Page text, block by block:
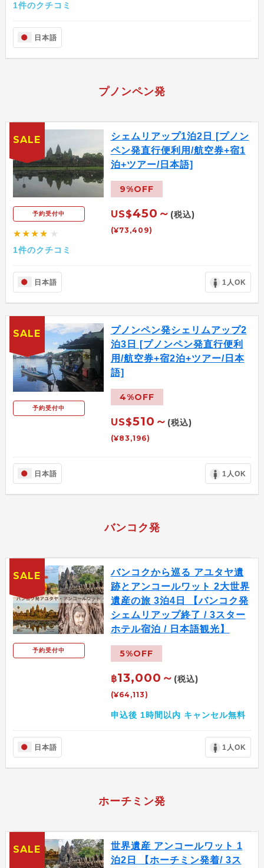
1件のクチコミ
日本語
プノンペン発
予約受付中
★★★★ ★
1件のクチコミ
シェムリアップ1泊2日 [プノン
ペン発直行便利用/航空券+宿1
泊+ツアー/日本語]
9%OFF
US$450～ (税込)
(¥73,409)
日本語 1人OK
SALE
予約受付中
プノンペン発シェリムアップ2
泊3日 [プノンペン発直行便利
用/航空券+宿2泊+ツアー/日本
語]
4%OFF
US$510～ (税込)
(¥83,196)
日本語 1人OK
SALE
バンコク発
予約受付中
バンコクから巡る アユタヤ遺
跡とアンコールワット 2大世界
遺産の旅 3泊4日 【バンコク発
シェムリアップ終了 / 3スター
ホテル宿泊 / 日本語観光】
5%OFF
฿13,000～ (税込)
(¥64,113)
申込後 1時間以内 キャンセル無料
日本語 1人OK
SALE
ホーチミン発
世界遺産 アンコールワット 1
泊2日 【ホーチミン発着/ 3ス
SALE